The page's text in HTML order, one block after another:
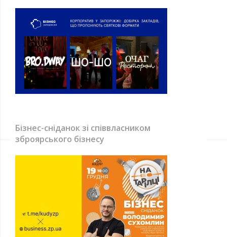
Бізнес-сніданок зі співвласником
зброярського бізнесу